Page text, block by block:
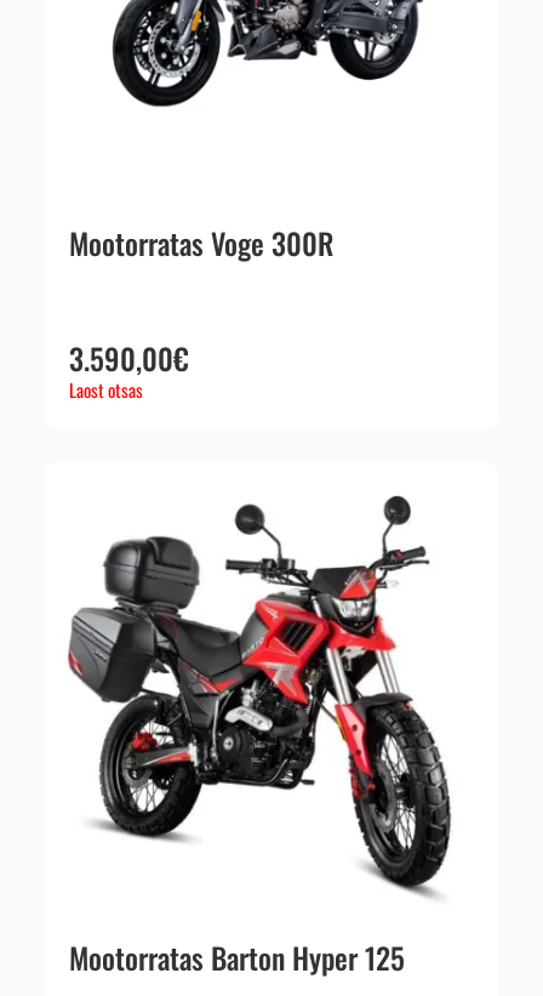
Mootorratas Voge 300R
3.590,00€
Laost otsas
Mootorratas Barton Hyper 125